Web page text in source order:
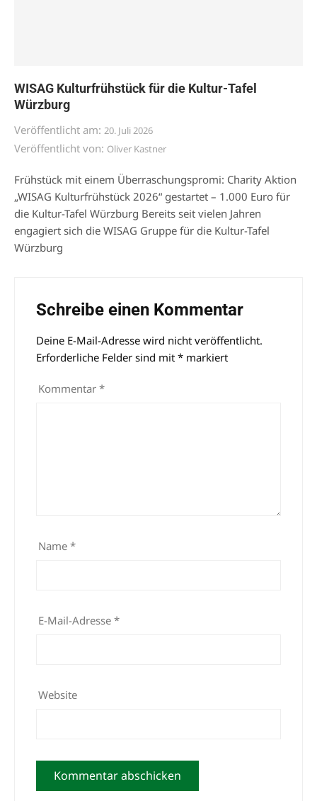
WISAG Kulturfrühstück für die Kultur-Tafel
Würzburg
Veröffentlicht am: 20. Juli 2026
Veröffentlicht von: Oliver Kastner
Frühstück mit einem Überraschungspromi: Charity Aktion
„WISAG Kulturfrühstück 2026“ gestartet – 1.000 Euro für
die Kultur-Tafel Würzburg Bereits seit vielen Jahren
engagiert sich die WISAG Gruppe für die Kultur-Tafel
Würzburg
Schreibe einen Kommentar
Deine E-Mail-Adresse wird nicht veröffentlicht.
Erforderliche Felder sind mit * markiert
Kommentar *
Name *
E-Mail-Adresse *
Website
Alternative: